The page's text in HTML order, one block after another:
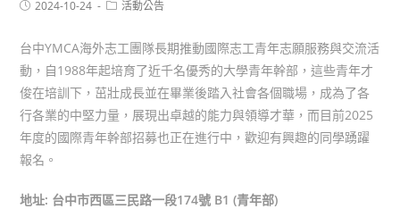
2024-10-24 活動公告
台中YMCA海外志工團隊長期推動國際志工青年志願服務與交流活
動，自1988年起培育了近千名優秀的大學青年幹部，這些青年才
俊在培訓下，茁壯成長並在畢業後踏入社會各個職場，成為了各
行各業的中堅力量，展現出卓越的能力與領導才華，而目前2025
年度的國際青年幹部招募也正在進行中，歡迎有興趣的同學踴躍
報名。
地址: 台中市西區三民路一段174號 B1 (青年部)